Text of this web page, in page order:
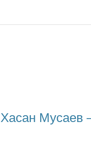
Мусаев